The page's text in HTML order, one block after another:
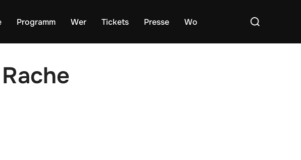
Programm Wer Tickets Presse Wo
Suchen